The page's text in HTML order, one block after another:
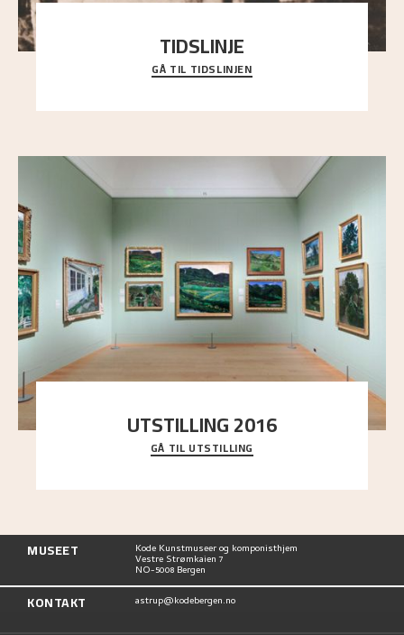
TIDSLINJE
Bli kjent med Nikolai Astrups liv, kunstnerskap og
ettermæle i en interaktiv presentasjon.
GÅ TIL TIDSLINJEN
UTSTILLING 2016
En komplett oversikt over Nikolai Astrups
utstillinger, fra debuten i 1900 og frem til i dag.
GÅ TIL UTSTILLING
MUSEET Kode Kunstmuseer og komponisthjem
Vestre Strømkaien 7
NO-5008 Bergen
KONTAKT astrup@kodebergen.no